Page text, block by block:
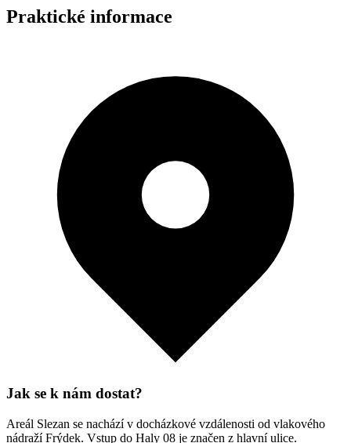
Praktické informace
Jak se k nám dostat?
Areál Slezan se nachází v docházkové vzdálenosti od vlakového
nádraží Frýdek. Vstup do Haly 08 je značen z hlavní ulice.